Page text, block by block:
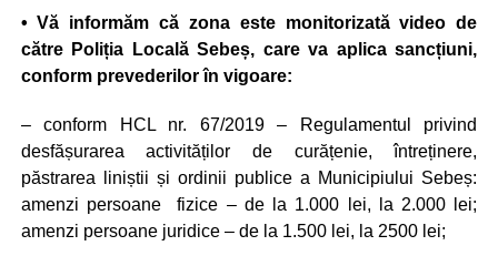
• Vă informăm că zona este monitorizată video de
către Poliția Locală Sebeș, care va aplica sancțiuni,
conform prevederilor în vigoare:
– conform HCL nr. 67/2019 – Regulamentul privind
desfășurarea activităților de curățenie, întreținere,
păstrarea liniștii și ordinii publice a Municipiului Sebeș:
amenzi persoane fizice – de la 1.000 lei, la 2.000 lei;
amenzi persoane juridice – de la 1.500 lei, la 2500 lei;